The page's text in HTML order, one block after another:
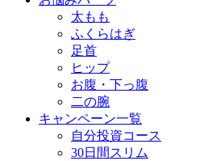
太もも
ふくらはぎ
足首
ヒップ
お腹・下っ腹
二の腕
キャンペーン一覧
自分投資コース
30日間スリム